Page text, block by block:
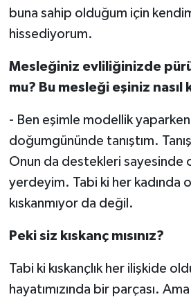
buna sahip olduğum için
hissediyorum.
Mesleğiniz evliliğinizde
mu? Bu mesleği eşiniz nasıl
- Ben eşimle modellik yaparken
doğumgününde tanıştım.
Onun da destekleri sayesinde
yerdeyim. Tabi ki her kadında
kıskanmıyor da değil.
Peki siz kıskanç mısınız?
Tabi ki kıskançlık her ilişkide
hayatımızında bir parçası.